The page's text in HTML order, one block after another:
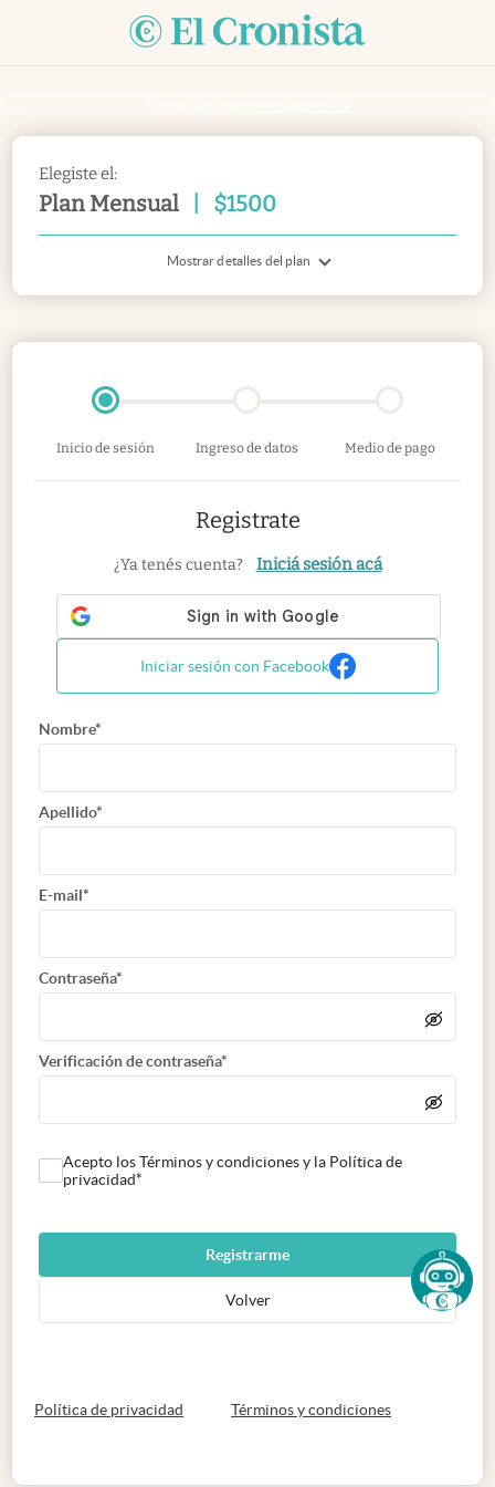
Elegiste el:
Plan Mensual $1500
Mostrar detalles del plan
Inicio de sesión Ingreso de datos Medio de pago
Registrate
¿Ya tenés cuenta? Iniciá sesión acá
Iniciar sesión con Facebook
Nombre*
Apellido*
E-mail*
Contraseña*
Verificación de contraseña*
Acepto los Términos y condiciones y la Política de
privacidad*
Registrarme
Volver
Política de privacidad abre en nueva pestaña
Términos y condicionesabre en nueva